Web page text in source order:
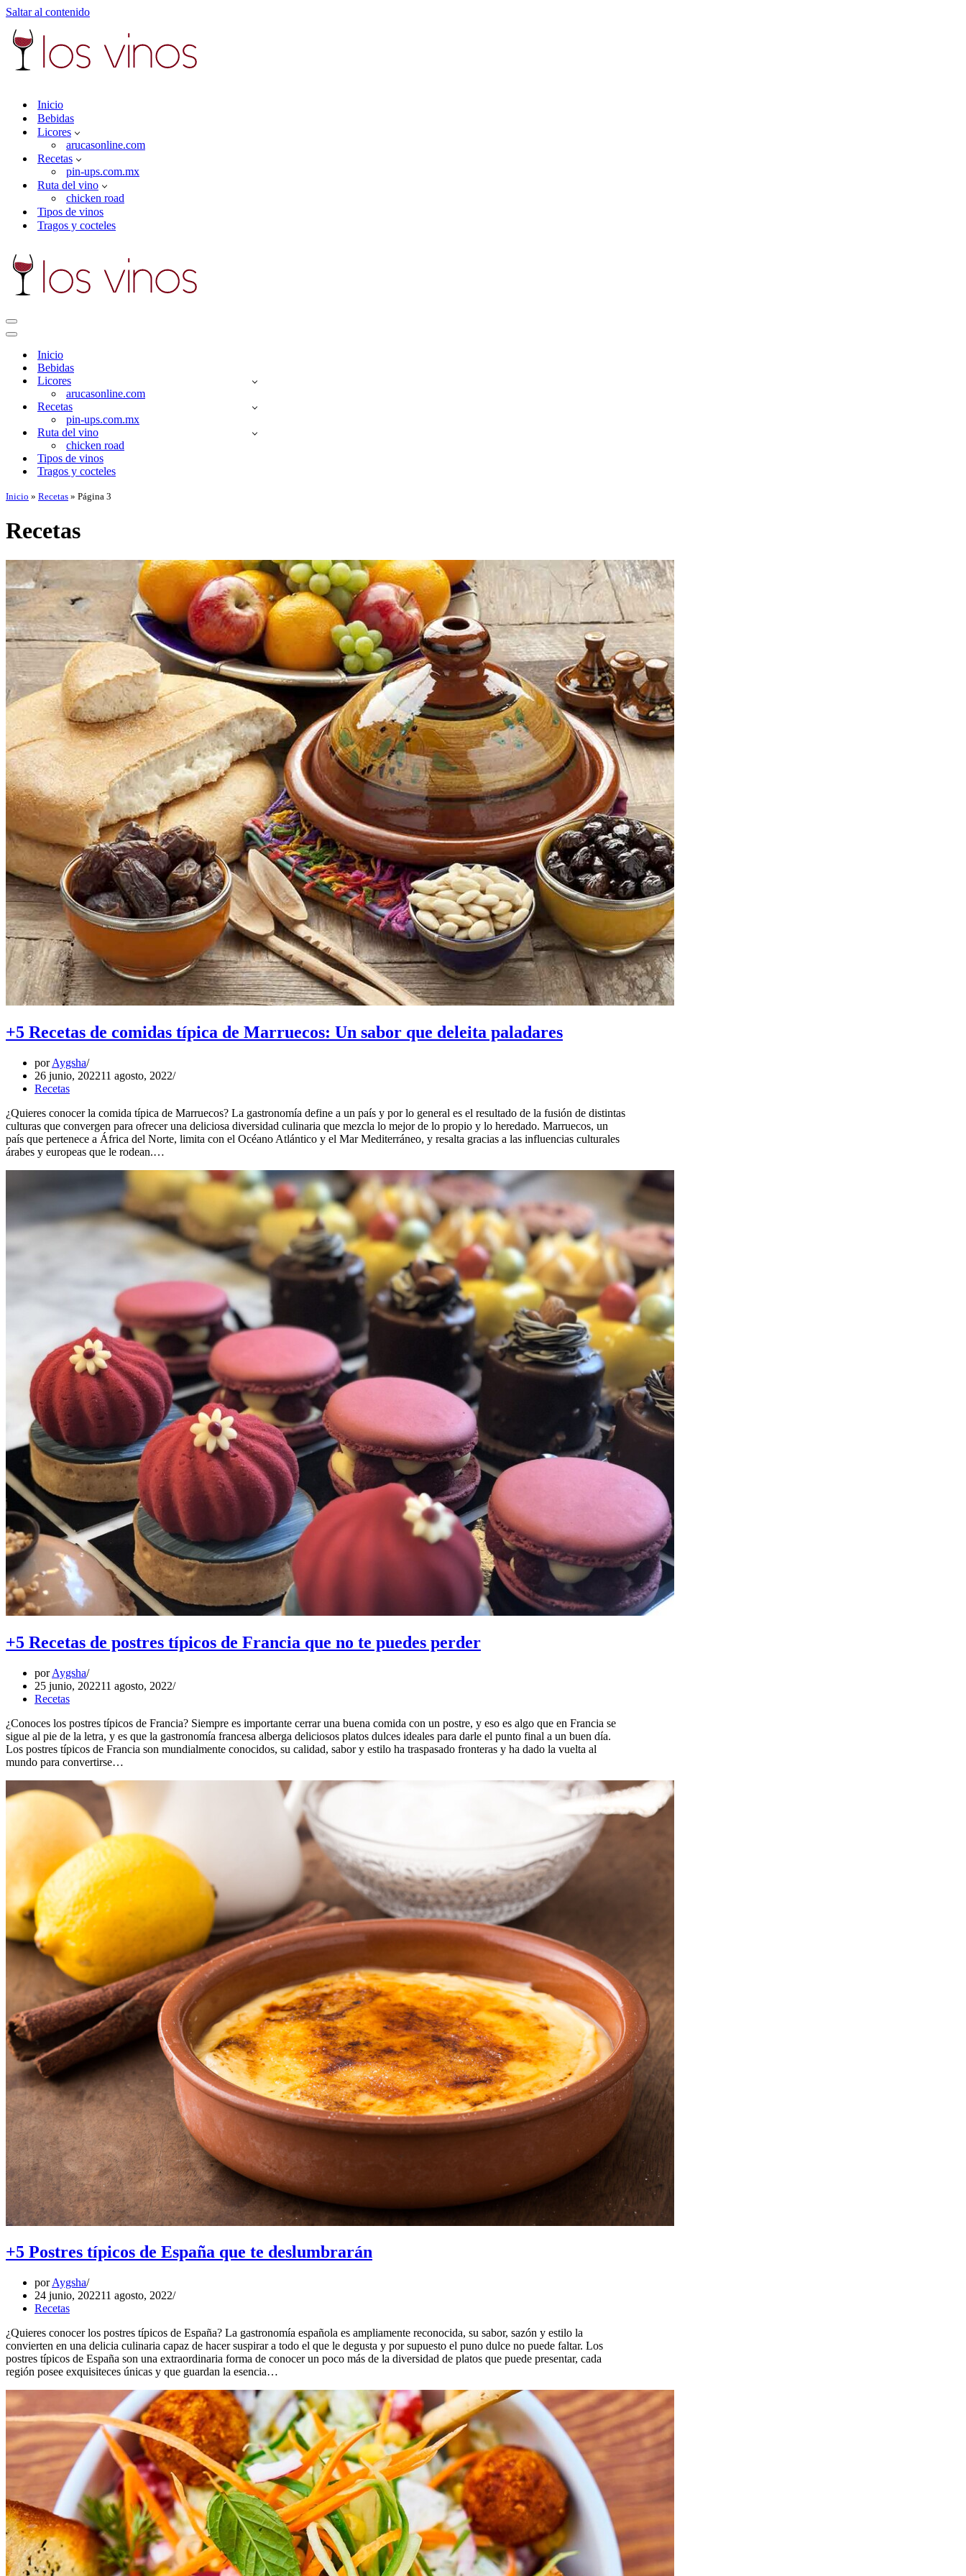
Saltar al contenido
Inicio
Bebidas
Licores
arucasonline.com
Recetas
pin-ups.com.mx
Ruta del vino
chicken road
Tipos de vinos
Tragos y cocteles
Menú
de
Menú
navegación
Inicio
Bebidas
Licores
arucasonline.com
Recetas
pin-ups.com.mx
Ruta del vino
chicken road
Tipos de vinos
Tragos y cocteles
Inicio » Recetas » Página 3
Recetas
+5 Recetas de comidas típica de Marruecos: Un sabor que deleita paladares
porAygsha
26 junio, 202211 agosto, 2022
Recetas
¿Quieres conocer la comida típica de Marruecos? La gastronomía define a un país y por lo general es el resultado de la fusión de distintas
culturas que convergen para ofrecer una deliciosa diversidad culinaria que mezcla lo mejor de lo propio y lo heredado. Marruecos, un
país que pertenece a África del Norte, limita con el Océano Atlántico y el Mar Mediterráneo, y resalta gracias a las influencias culturales
árabes y europeas que le rodean.…
+5 Recetas de postres típicos de Francia que no te puedes perder
porAygsha
25 junio, 202211 agosto, 2022
Recetas
¿Conoces los postres típicos de Francia? Siempre es importante cerrar una buena comida con un postre, y eso es algo que en Francia se
sigue al pie de la letra, y es que la gastronomía francesa alberga deliciosos platos dulces ideales para darle el punto final a un buen día.
Los postres típicos de Francia son mundialmente conocidos, su calidad, sabor y estilo ha traspasado fronteras y ha dado la vuelta al
mundo para convertirse…
+5 Postres típicos de España que te deslumbrarán
porAygsha
24 junio, 202211 agosto, 2022
Recetas
¿Quieres conocer los postres típicos de España? La gastronomía española es ampliamente reconocida, su sabor, sazón y estilo la
convierten en una delicia culinaria capaz de hacer suspirar a todo el que le degusta y por supuesto el puno dulce no puede faltar. Los
postres típicos de España son una extraordinaria forma de conocer un poco más de la diversidad de platos que puede presentar, cada
región posee exquisiteces únicas y que guardan la esencia…